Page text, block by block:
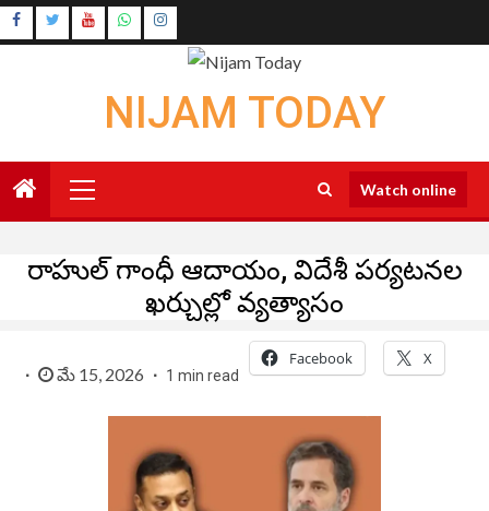
Skip
to
Instagram
NIJAM TODAY
Menu
Watch online
రాహుల్ గాంధీ ఆదాయం, విదేశీ పర్యటనల
ఖర్చుల్లో వ్యత్యాసం
మే 15, 2026 1 min read
Facebook X